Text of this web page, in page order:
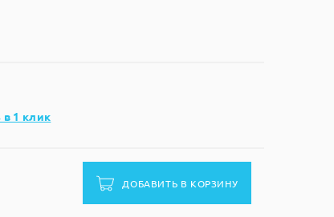
в 1 клик
ДОБАВИТЬ В КОРЗИНУ